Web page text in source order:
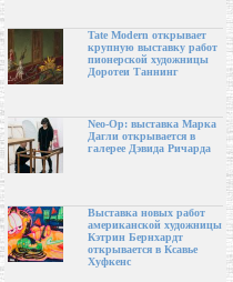
Tate Modern открывает
крупную выставку работ
пионерской художницы
Доротеи Таннинг
Neo-Op: выставка Марка
Дагли открывается в
галерее Дэвида Ричарда
Выставка новых работ
американской художницы
Кэтрин Бернхардт
открывается в Ксавье
Хуфкенс